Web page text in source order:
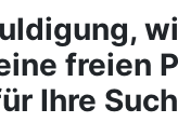
freien
Ihre